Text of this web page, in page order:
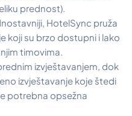
prednost).
HotelSync pruža
koji su brzo dostupni i lako
timovima.
izvještavanjem, dok
izvještavanje koje štedi
potrebna opsežna